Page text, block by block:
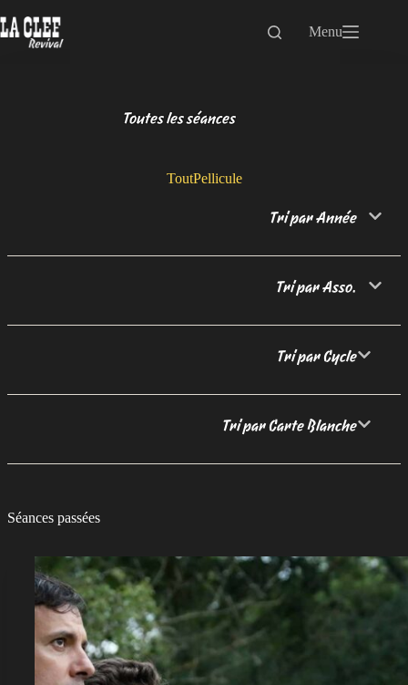
au
contenu
Menu
Toutes les séances
ToutPellicule
Tri par Année
Tri par Asso.
Tri par Cycle
Tri par Carte Blanche
Séances passées